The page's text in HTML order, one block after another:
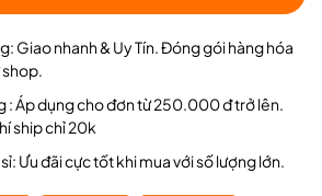
Giao nhanh & Uy Tín. Đóng gói hàng hóa
shop.
: Áp dụng cho đơn từ 250.000 đ trở lên.
ship chỉ 20k
Ưu đãi cực tốt khi mua với số lượng lớn.